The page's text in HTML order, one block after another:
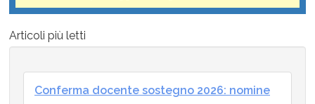
Articoli più letti
Conferma docente sostegno 2026: nomine